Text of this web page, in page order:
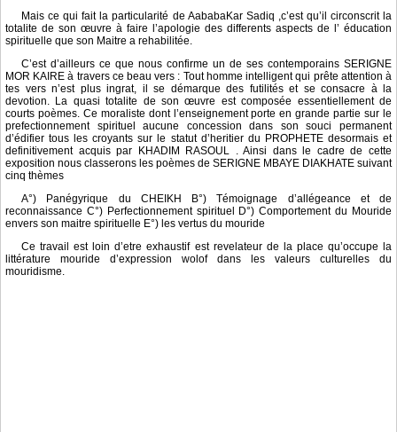
Mais ce qui fait la particularité de AababaKar Sadiq ,c’est qu’il circonscrit la
totalite de son œuvre à faire l’apologie des differents aspects de l’ éducation
spirituelle que son Maitre a rehabilitée.
C’est d’ailleurs ce que nous confirme un de ses contemporains SERIGNE
MOR KAIRE à travers ce beau vers : Tout homme intelligent qui prête attention à
tes vers n’est plus ingrat, il se démarque des futilités et se consacre à la
devotion. La quasi totalite de son œuvre est composée essentiellement de
courts poèmes. Ce moraliste dont l’enseignement porte en grande partie sur le
prefectionnement spirituel aucune concession dans son souci permanent
d’édifier tous les croyants sur le statut d’heritier du PROPHETE desormais et
definitivement acquis par KHADIM RASOUL . Ainsi dans le cadre de cette
exposition nous classerons les poèmes de SERIGNE MBAYE DIAKHATE suivant
cinq thèmes
A°) Panégyrique du CHEIKH B°) Témoignage d’allégeance et de
reconnaissance C°) Perfectionnement spirituel D°) Comportement du Mouride
envers son maitre spirituelle E°) les vertus du mouride
Ce travail est loin d’etre exhaustif est revelateur de la place qu’occupe la
littérature mouride d’expression wolof dans les valeurs culturelles du
mouridisme.